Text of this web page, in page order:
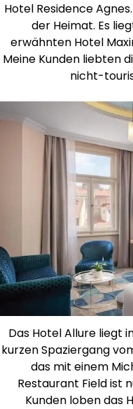
Hotel Residence
der Heimat. Es
erwähnten Hotel
Meine Kunden liebten
nicht-
Das Hotel Allure liegt
kurzen Spaziergang
das mit einem
Restaurant Field ist
Kunden loben das